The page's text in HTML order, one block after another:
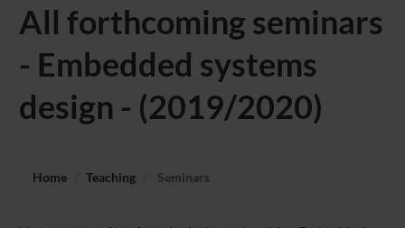
All forthcoming seminars
- Embedded systems
design - (2019/2020)
Home Teaching Seminars